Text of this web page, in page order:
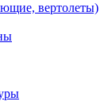
вертолеты)